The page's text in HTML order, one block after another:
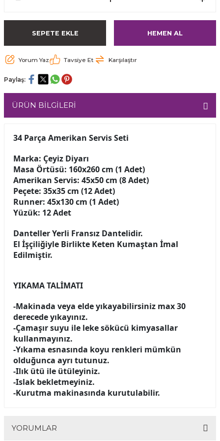
SEPETE EKLE HEMEN AL
Yorum Yaz Tavsiye Et Karşılaştır
Paylaş:
ÜRÜN BİLGİLERİ
34 Parça Amerikan Servis Seti
Marka: Çeyiz Diyarı
Masa Örtüsü: 160x260 cm (1 Adet)
Amerikan Servis: 45x50 cm (8 Adet)
Peçete: 35x35 cm (12 Adet)
Runner: 45x130 cm (1 Adet)
Yüzük: 12 Adet
Danteller Yerli Fransız Dantelidir.
El İşçiliğiyle Birlikte Keten Kumaştan İmal
Edilmiştir.
YIKAMA TALİMATI
-Makinada veya elde yıkayabilirsiniz max 30
derecede yıkayınız.
-Çamaşır suyu ile leke sökücü kimyasallar
kullanmayınız.
-Yıkama esnasında koyu renkleri mümkün
olduğunca ayrı tutunuz.
-Ilık ütü ile ütüleyiniz.
-Islak bekletmeyiniz.
-Kurutma makinasında kurutulabilir.
YORUMLAR